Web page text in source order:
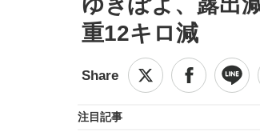
重12キロ減
注目記事